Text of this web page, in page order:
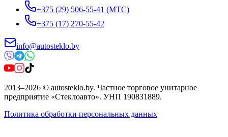
+375 (29) 506-55-41 (МТС)
+375 (17) 270-55-42
info@autosteklo.by
2013–2026 © autosteklo.by. Частное торговое унитарное
предприятие «Стеклоавто». УНП 190831889.
Политика обработки персональных данных